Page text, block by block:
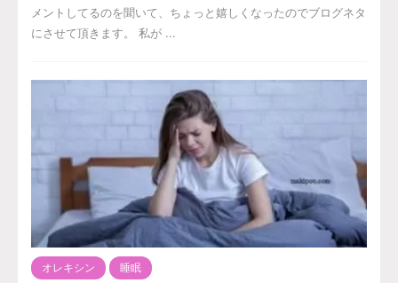
メントしてるのを聞いて、ちょっと嬉しくなったのでブログネタ
にさせて頂きます。 私が ...
オレキシン 睡眠